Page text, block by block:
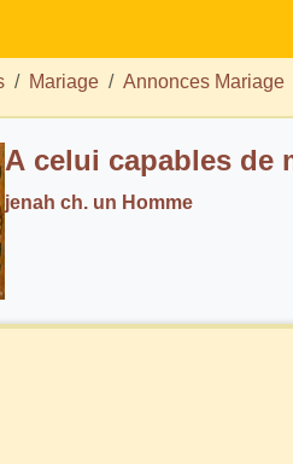
Mariage Annonces Mariage
A celui capables de
jenah ch. un Homme